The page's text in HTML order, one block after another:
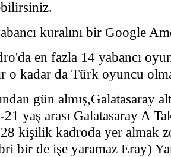
kuralını bir Google
en fazla 14 yabancı
o kadar da Türk oyuncu
gün almış,Galatasaray
yaş arası Galatasaray A
kişilik kadroda yer almak
bir de işe yaramaz Eray)